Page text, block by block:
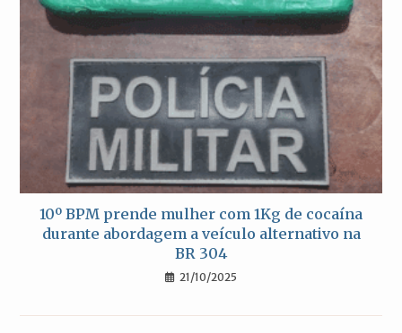
10º BPM prende mulher com 1Kg de cocaína
durante abordagem a veículo alternativo na
BR 304
21/10/2025